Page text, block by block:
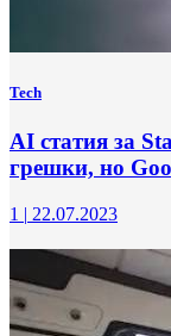
Tech
AI статия за
грешки, но
1 | 22.07.2023